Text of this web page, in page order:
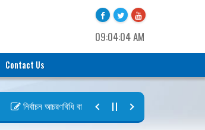
09:04:04 AM
Contact Us
নির্বাচন আচরণবিধি বায়রা ২০২৬-২০২৮